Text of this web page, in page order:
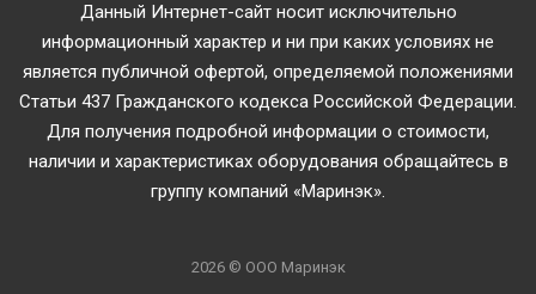
Данный Интернет-сайт носит исключительно
информационный характер и ни при каких условиях не
является публичной офертой, определяемой положениями
Статьи 437 Гражданского кодекса Российской Федерации.
Для получения подробной информации о стоимости,
наличии и характеристиках оборудования обращайтесь в
группу компаний «Маринэк».
2026 © ООО Маринэк